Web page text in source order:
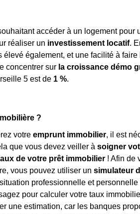
accéder à un logement pour
réaliser un investissement locatif.
également, et une facilité à faire
concentrer sur la croissance démo
5 est de 1 %.
?
votre emprunt immobilier, il est
que vous devez veiller à soigner
de votre prêt immobilier ! Afin de
vous pouvez utiliser un simulateur
professionnelle et
pour calculer votre taux
une estimation, car les banques